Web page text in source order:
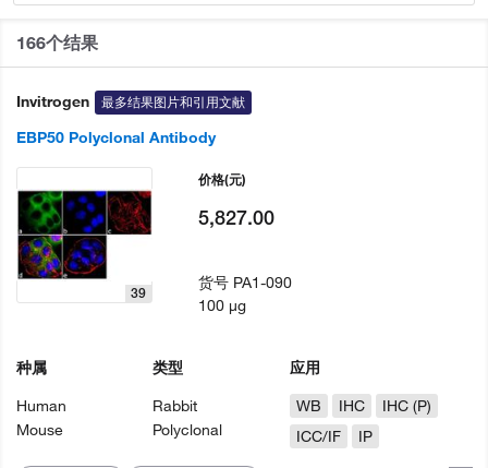
166个结果
Invitrogen 最多结果图片和引用文献
EBP50 Polyclonal Antibody
39
种属
Human
Mouse
类型
Rabbit
Polyclonal
应用
WB
IHC
IHC (P)
ICC/IF
IP
价格(元)
5,827.00
货号 PA1-090
100 µg